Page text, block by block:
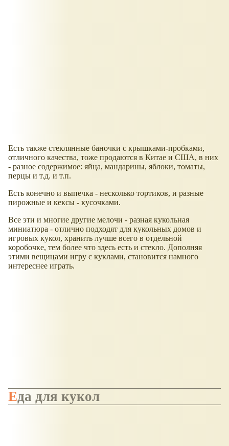
Есть также стеклянные баночки с крышками-пробками,
отличного качества, тоже продаются в Китае и США, в них
- разное содержимое: яйца, мандарины, яблоки, томаты,
перцы и т.д. и т.п.
Есть конечно и выпечка - несколько тортиков, и разные
пирожные и кексы - кусочками.
Все эти и многие другие мелочи - разная кукольная
миниатюра - отлично подходят для кукольных домов и
игровых кукол, хранить лучше всего в отдельной
коробочке, тем более что здесь есть и стекло. Дополняя
этими вещицами игру с куклами, становится намного
интереснее играть.
Еда для кукол